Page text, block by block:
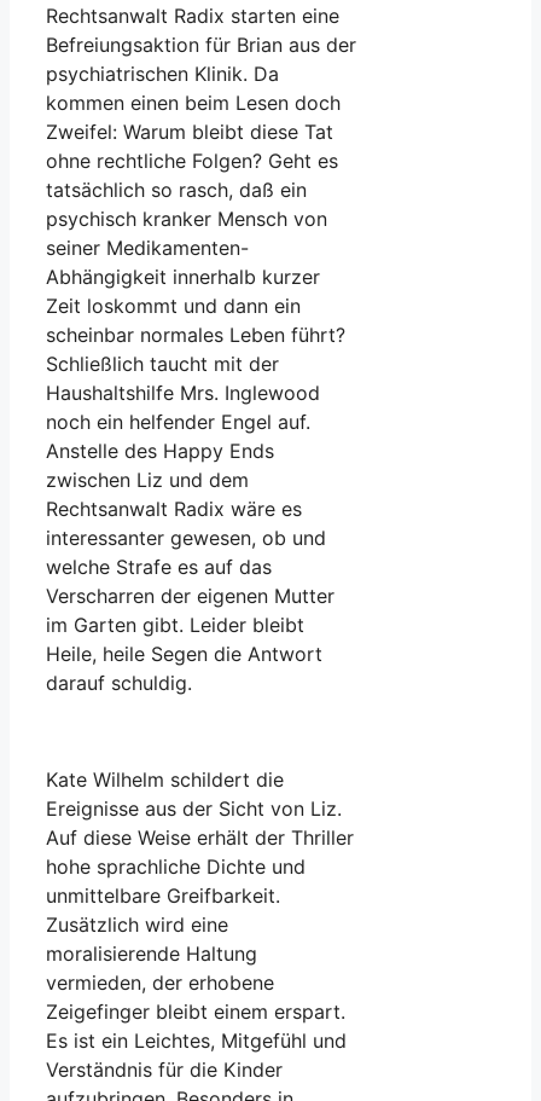
Rechtsanwalt Radix starten eine
Befreiungsaktion für Brian aus der
psychiatrischen Klinik. Da
kommen einen beim Lesen doch
Zweifel: Warum bleibt diese Tat
ohne rechtliche Folgen? Geht es
tatsächlich so rasch, daß ein
psychisch kranker Mensch von
seiner Medikamenten-
Abhängigkeit innerhalb kurzer
Zeit loskommt und dann ein
scheinbar normales Leben führt?
Schließlich taucht mit der
Haushaltshilfe Mrs. Inglewood
noch ein helfender Engel auf.
Anstelle des Happy Ends
zwischen Liz und dem
Rechtsanwalt Radix wäre es
interessanter gewesen, ob und
welche Strafe es auf das
Verscharren der eigenen Mutter
im Garten gibt. Leider bleibt
Heile, heile Segen die Antwort
darauf schuldig.
Kate Wilhelm schildert die
Ereignisse aus der Sicht von Liz.
Auf diese Weise erhält der Thriller
hohe sprachliche Dichte und
unmittelbare Greifbarkeit.
Zusätzlich wird eine
moralisierende Haltung
vermieden, der erhobene
Zeigefinger bleibt einem erspart.
Es ist ein Leichtes, Mitgefühl und
Verständnis für die Kinder